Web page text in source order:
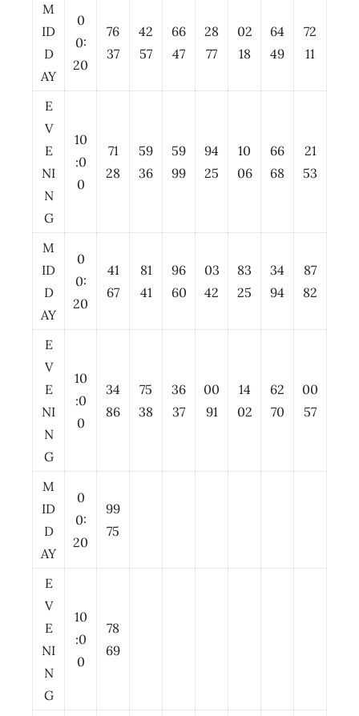
M
ID
D
AY
0
0:
20
76
37
42
57
66
47
28
77
02
18
64
49
72
11
E
V
E
NI
N
G
10
:0
0
71
28
59
36
59
99
94
25
10
06
66
68
21
53
M
ID
D
AY
0
0:
20
41
67
81
41
96
60
03
42
83
25
34
94
87
82
E
V
E
NI
N
G
10
:0
0
34
86
75
38
36
37
00
91
14
02
62
70
00
57
M
ID
D
AY
0
0:
20
99
75
E
V
E
NI
N
G
10
:0
0
78
69